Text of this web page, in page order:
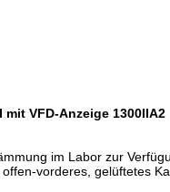
VFD-Anzeige 1300IIA2
im Labor zur
vorderes, gelüftetes